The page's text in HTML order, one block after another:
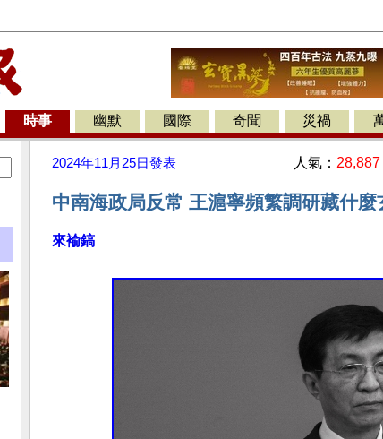
時事 幽默 國際 奇聞 災禍
2024年11月25日發表 人氣： 28,887
中南海政局反常 王滬寧頻繁調研藏什麼
來褕鎬